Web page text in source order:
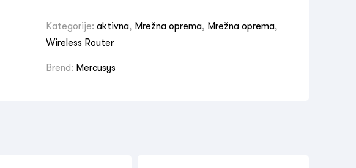
Kategorije: aktivna, Mrežna oprema, Mrežna oprema,
Wireless Router
Brend: Mercusys